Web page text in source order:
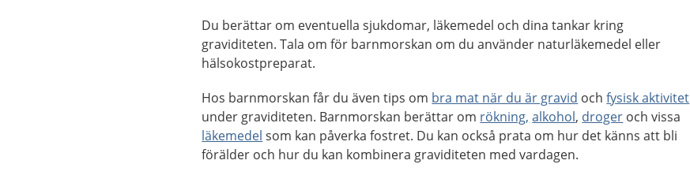
Du berättar om eventuella sjukdomar, läkemedel och dina tankar kring
graviditeten. Tala om för barnmorskan om du använder naturläkemedel eller
hälsokostpreparat.
Hos barnmorskan får du även tips om bra mat när du är gravid ochfysisk aktivitet
under graviditeten. Barnmorskan berättar om rökning, alkohol, droger och vissa
läkemedel som kan påverka fostret. Du kan också prata om hur det känns att bli
förälder och hur du kan kombinera graviditeten med vardagen.